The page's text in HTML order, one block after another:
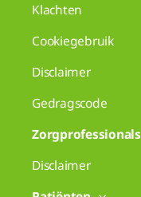
Klachten
Cookiegebruik
Disclaimer
Gedragscode
Zorgprofessionals
Disclaimer